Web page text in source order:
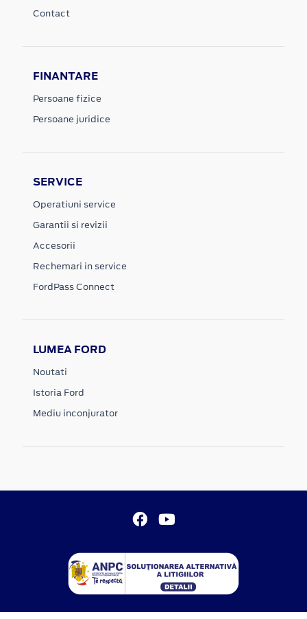
Contact
FINANTARE
Persoane fizice
Persoane juridice
SERVICE
Operatiuni service
Garantii si revizii
Accesorii
Rechemari in service
FordPass Connect
LUMEA FORD
Noutati
Istoria Ford
Mediu inconjurator